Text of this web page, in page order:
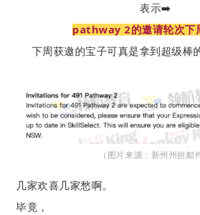
表示➡️
pathway 2的邀请轮次下
下周获邀的宝子可真是拿到超级棒
（图片来源：新州州担邮
几家欢喜几家愁啊。
毕竟，